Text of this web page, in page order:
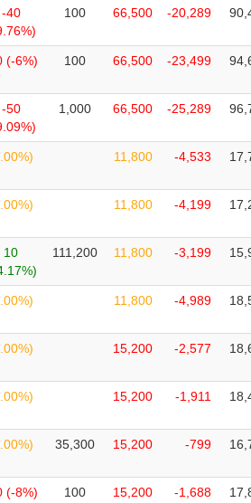
-40
100 66,500 -20,289
(-6%) 100 66,500 -23,499
-50
1,000 66,500 -25,289
11,800 -4,533
11,800 -4,199
10
111,200 11,800 -3,199
11,800 -4,989
15,200 -2,577
15,200 -1,911
35,300 15,200 -799
(-8%) 100 15,200 -1,688